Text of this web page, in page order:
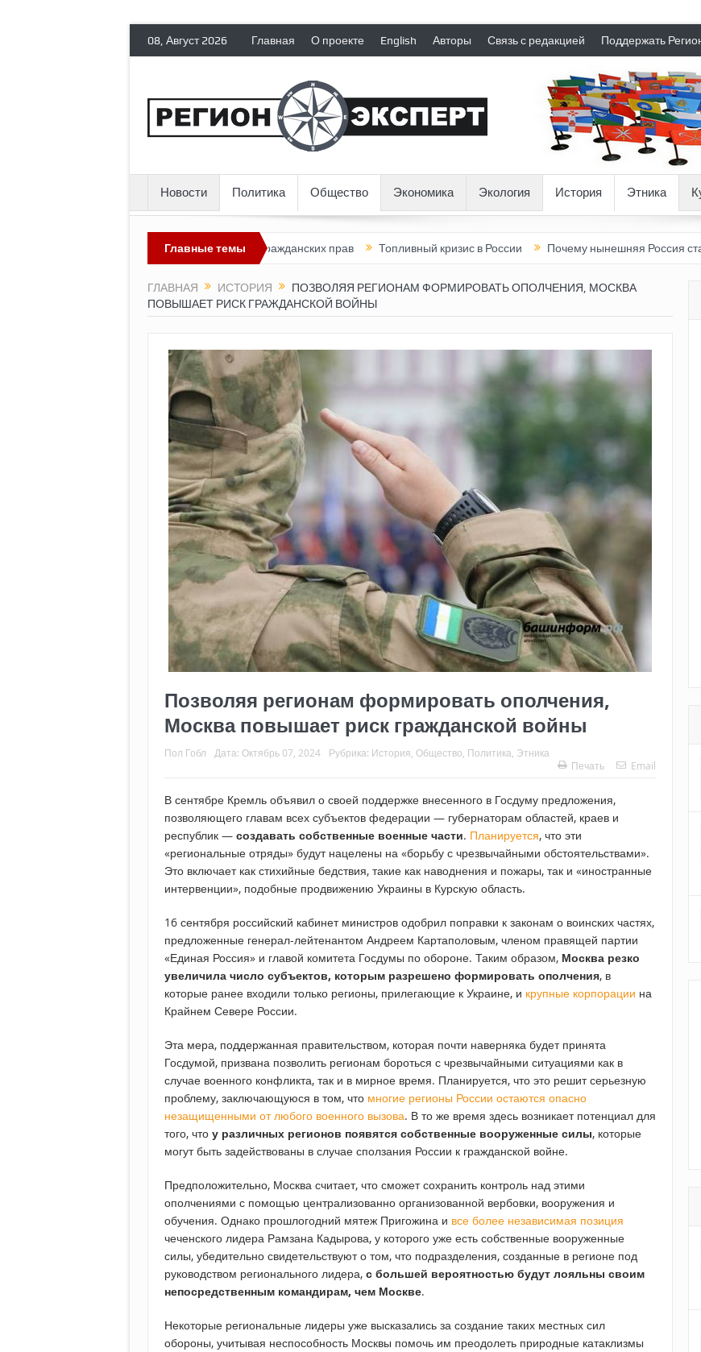
08, Август 2026 Главная О проекте English Авторы Связь с редакцией Поддержать
Новости Политика Общество Экономика Экология История Этника
Главные темы
лишает политических эмигрантов гражданских прав Топливный кризис в России Почему нынешняя Россия стала хуже,
ГЛАВНАЯ ИСТОРИЯ
ПОЗВОЛЯЯ РЕГИОНАМ ФОРМИРОВАТЬ ОПОЛЧЕНИЯ, МОСКВА
ПОВЫШАЕТ РИСК ГРАЖДАНСКОЙ ВОЙНЫ
Позволяя регионам формировать ополчения,
Москва повышает риск гражданской войны
Пол Гобл Дата: Октябрь 07, 2024 Рубрика: История Общество Политика Этника
Печать
Email
В сентябре Кремль объявил о своей поддержке внесенного в Госдуму предложения,
позволяющего главам всех субъектов федерации — губернаторам областей, краев и
республик — создавать собственные военные части. Планируется, что эти
«региональные отряды» будут нацелены на «борьбу с чрезвычайными обстоятельствами».
Это включает как стихийные бедствия, такие как наводнения и пожары, так и «иностранные
интервенции», подобные продвижению Украины в Курскую область.
16 сентября российский кабинет министров одобрил поправки к законам о воинских частях,
предложенные генерал-лейтенантом Андреем Картаполовым, членом правящей партии
«Единая Россия» и главой комитета Госдумы по обороне. Таким образом, Москва резко
увеличила число субъектов, которым разрешено формировать ополчения, в
которые ранее входили только регионы, прилегающие к Украине, и крупные корпорации на
Крайнем Севере России.
Эта мера, поддержанная правительством, которая почти наверняка будет принята
Госдумой, призвана позволить регионам бороться с чрезвычайными ситуациями как в
случае военного конфликта, так и в мирное время. Планируется, что это решит серьезную
проблему, заключающуюся в том, что многие регионы России остаются опасно
незащищенными от любого военного вызова. В то же время здесь возникает потенциал для
того, что у различных регионов появятся собственные вооруженные силы, которые
могут быть задействованы в случае сползания России к гражданской войне.
Предположительно, Москва считает, что сможет сохранить контроль над этими
ополчениями с помощью централизованно организованной вербовки, вооружения и
обучения. Однако прошлогодний мятеж Пригожина и все более независимая позиция
чеченского лидера Рамзана Кадырова, у которого уже есть собственные вооруженные
силы, убедительно свидетельствуют о том, что подразделения, созданные в регионе под
руководством регионального лидера, с большей вероятностью будут лояльны своим
непосредственным командирам, чем Москве.
Некоторые региональные лидеры уже высказались за создание таких местных сил
обороны, учитывая неспособность Москвы помочь им преодолеть природные катаклизмы